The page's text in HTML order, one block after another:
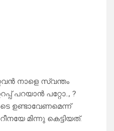
നാളെ സ്വന്തം
പറയാൻ പറ്റോ.., ?
ഉണ്ടാവേണമെന്ന്
മിന്നു കെട്ടിയത്.